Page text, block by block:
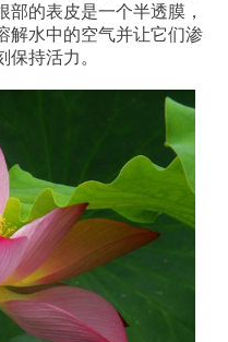
的表皮是一个半透膜，
解水中的空气并让它们渗
持活力。